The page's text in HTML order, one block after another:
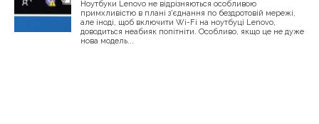
Ноутбуки Lenovo не відрізняються особливою
примхливістю в плані з'єднання по бездротовій мережі,
але іноді, щоб включити Wi-Fi на ноутбуці Lenovo,
доводиться неабияк попітніти. Особливо, якщо це не дуже
нова модель...